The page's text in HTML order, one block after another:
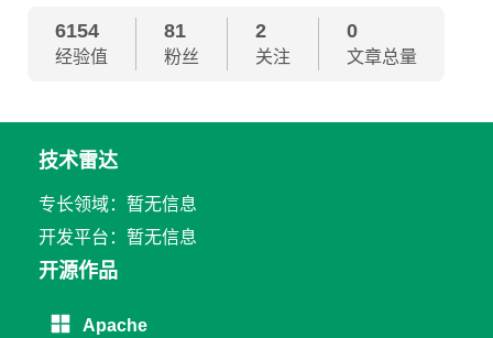
6154
经验值
81
粉丝
2
关注
0
文章总量
技术雷达
专长领域：暂无信息
开发平台：暂无信息
开源作品
Apache